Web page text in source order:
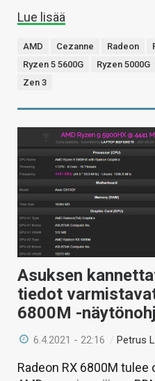
Lue lisää
AMD Cezanne Radeon
Ryzen 5 5600G
Ryzen 5000G
Zen 3
Asuksen
tiedot
6800M -
6.4.2021 - 22:16 /Petrus
Radeon RX 6800M tulee